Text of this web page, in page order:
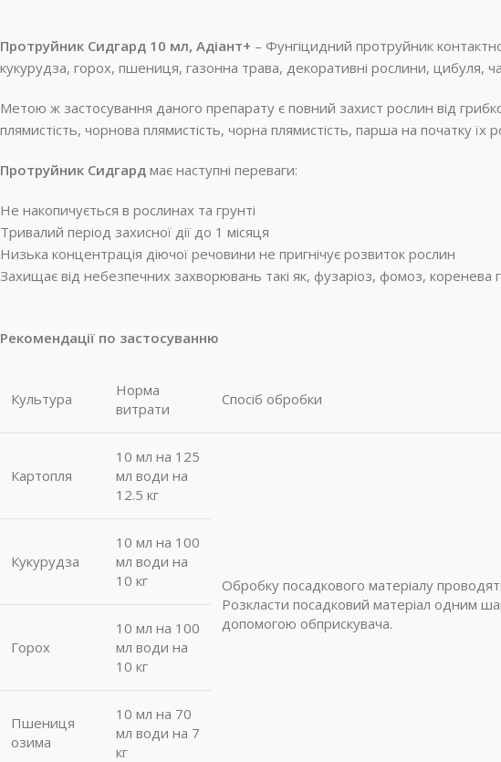
Протруйник Сидгард 10 мл, Адіант+ – Фунгіцидний протруйник
кукурудза, горох, пшениця, газонна трава, декоративні рослини, цибуля,
Метою ж застосування даного препарату є повний захист рослин від
плямистість, чорнова плямистість, чорна плямистість, парша на початку їх
Протруйник Сидгард має наступні переваги:
Не накопичується в рослинах та грунті
Тривалий період захисної дії до 1 місяця
Низька концентрація діючої речовини не пригнічує розвиток рослин
Захищає від небезпечних захворювань такі як, фузаріоз, фомоз, коренева
Рекомендації по застосуванню
Культура
Норма
витрати
Спосіб обробки
Картопля
10 мл на 125
мл води на
12.5 кг
Обробку посадкового матеріалу
Розкласти посадковий матеріал одним
допомогою обприскувача.
Кукурудза
10 мл на 100
мл води на
10 кг
Горох
10 мл на 100
мл води на
10 кг
Пшениця
озима
10 мл на 70
мл води на 7
кг